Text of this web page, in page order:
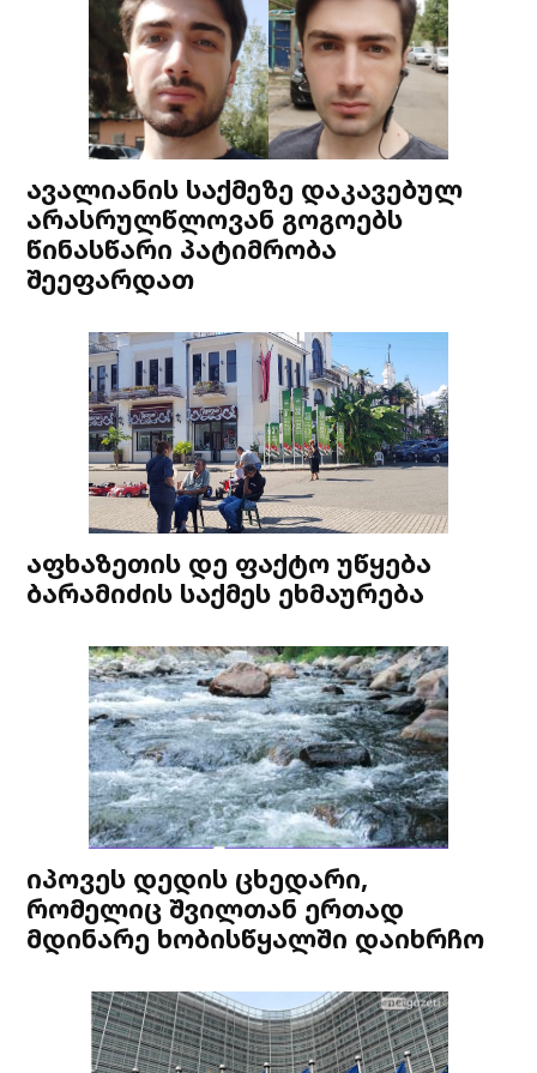
ავალიანის საქმეზე დაკავებულ
არასრულწლოვან გოგოებს
წინასწარი პატიმრობა
შეეფარდათ
აფხაზეთის დე ფაქტო უწყება
ბარამიძის საქმეს ეხმაურება
იპოვეს დედის ცხედარი,
რომელიც შვილთან ერთად
მდინარე ხობისწყალში დაიხრჩო